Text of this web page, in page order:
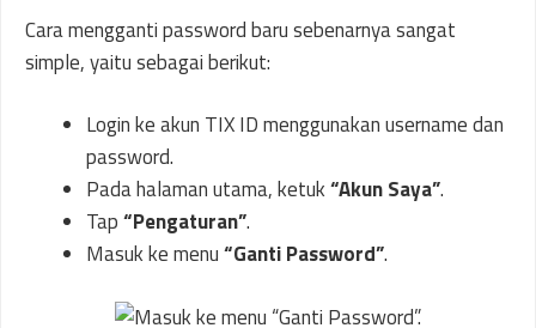
Cara mengganti password baru sebenarnya sangat
simple, yaitu sebagai berikut:
Login ke akun TIX ID menggunakan username dan
password.
Pada halaman utama, ketuk“Akun Saya”.
Tap“Pengaturan”.
Masuk ke menu“Ganti Password”.